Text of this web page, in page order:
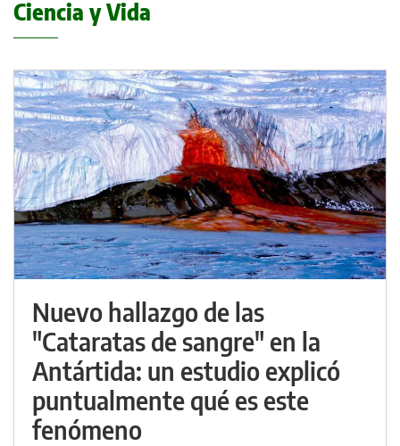
Ciencia y Vida
Nuevo hallazgo de las
"Cataratas de sangre" en la
Antártida: un estudio explicó
puntualmente qué es este
fenómeno